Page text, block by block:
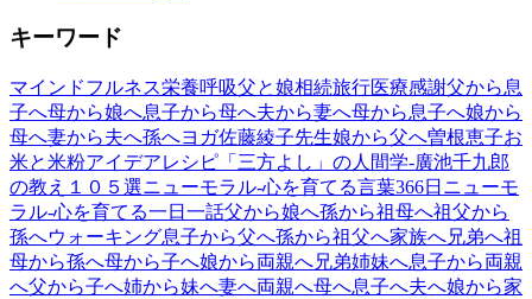
キーワード
マインドフルネス栄養呼吸父と娘相続旅行医療感謝父から息
子へ母から娘へ息子から母へ夫から妻へ母から息子へ娘から
母へ妻から夫へ孫へヨガ佐藤綾子先生娘から父へ曽根恵子お
米と米粉アイデアレシピ 「三方よし」の人間学-廣池千九郎
の教え１０５選ニューモラル-心を育てる言葉366日 ニューモ
ラル-心を育てる一日一話父から娘へ孫から祖母へ祖父から
孫へウォーキング息子から父へ孫から祖父へ家族へ兄弟へ祖
母から孫へ母から子へ娘から両親へ兄弟姉妹へ息子から両親
へ父から子へ姉から妹へ妻へ両親へ母へ息子へ夫へ娘から家